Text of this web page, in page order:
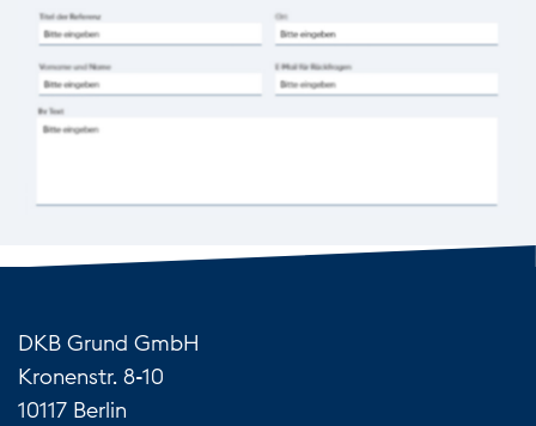
DKB Grund GmbH
Kronenstr. 8-10
10117 Berlin